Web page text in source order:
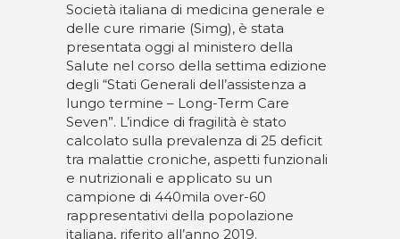
Società italiana di medicina generale e
delle cure rimarie (Simg), è stata
presentata oggi al ministero della
Salute nel corso della settima edizione
degli “Stati Generali dell’assistenza a
lungo termine – Long-Term Care
Seven”. L’indice di fragilità è stato
calcolato sulla prevalenza di 25 deficit
tra malattie croniche, aspetti funzionali
e nutrizionali e applicato su un
campione di 440mila over-60
rappresentativi della popolazione
italiana, riferito all’anno 2019.